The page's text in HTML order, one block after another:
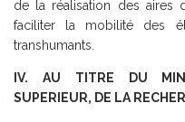
de la réalisation des aires
faciliter la mobilité des
transhumants.
IV. AU TITRE DU
SUPERIEUR, DE LA